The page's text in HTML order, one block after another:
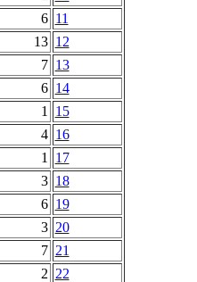
6 11
13 12
7 13
6 14
1
15
4 16
1
17
3 18
6 19
3 20
7 21
2 22